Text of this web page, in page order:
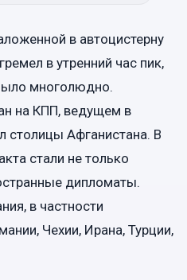
в автоцистерну
в утренний час пик,
многолюдно.
на КПП, ведущем в
столицы Афганистана. В
стали не только
дипломаты.
в частности
Чехии, Ирана, Турции,